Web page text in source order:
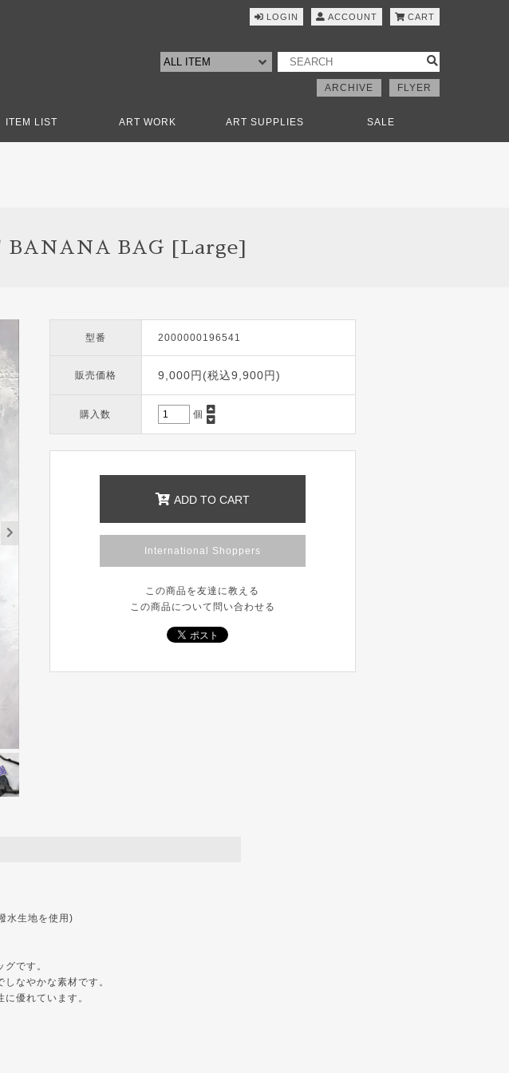
LOGIN ACCOUNT CART
ARCHIVE FLYER
ITEM LIST ART WORK ART SUPPLIES SALE
BAG [Large]
水生地を使用)
です。
なやかな素材です。
優れています。
型番 2000000196541
販売価格 9,000円(税込9,900円)
購入数 個
ADD TO CART
International Shoppers
この商品を友達に教える
この商品について問い合わせる